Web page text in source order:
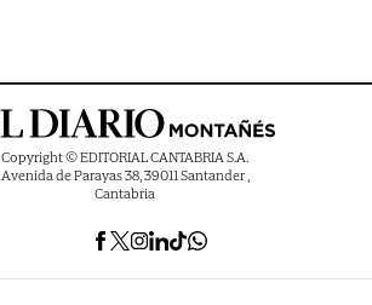
Copyright © EDITORIAL CANTABRIA S.A.
Avenida de Parayas 38, 39011 Santander ,
Cantabria